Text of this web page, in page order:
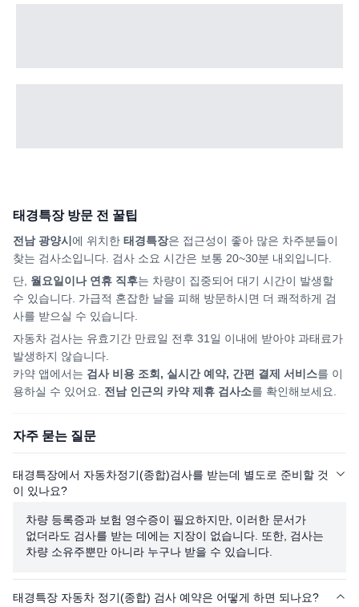
태경특장방문 전 꿀팁
전남 광양시 에 위치한 태경특장은 접근성이 좋아 많은 차주분들이
찾는 검사소입니다. 검사 소요 시간은 보통 20~30분 내외입니다.
단, 월요일이나 연휴 직후는 차량이 집중되어 대기 시간이 발생할
수 있습니다. 가급적 혼잡한 날을 피해 방문하시면 더 쾌적하게 검
사를 받으실 수 있습니다.
자동차 검사는 유효기간 만료일 전후 31일 이내에 받아야 과태료가
발생하지 않습니다.
카약 앱에서는 검사 비용 조회, 실시간 예약, 간편 결제 서비스를 이
용하실 수 있어요. 전남인근의 카약 제휴 검사소를 확인해보세요.
자주 묻는 질문
태경특장에서 자동차정기(종합)검사를 받는데 별도로 준비할 것
이 있나요?
차량 등록증과 보험 영수증이 필요하지만, 이러한 문서가
없더라도 검사를 받는 데에는 지장이 없습니다. 또한, 검사는
차량 소유주뿐만 아니라 누구나 받을 수 있습니다.
태경특장 자동차 정기(종합) 검사 예약은 어떻게 하면 되나요?